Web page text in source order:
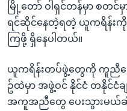
ကျော်
ရန်
မြို့တော် ဝါရှင်တန်မှာ စတင်မှ
ရင်ဆိုင်နေတဲ့ရတဲ့ ယူကရိန်းကို
ကြဖို့ ရှိနေပါတယ်။
ယူကရိန်းတပ်ဖွဲ့တွေကို ကူညီထ
ဥ်ထဲမှာ အဖွဲ့ဝင် နိုင်ငံ တနိုင်ငံ
အကူအညီတွေ ပေးသွားမ